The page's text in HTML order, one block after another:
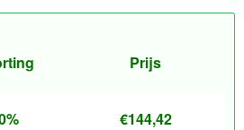
Prijs
€144,42